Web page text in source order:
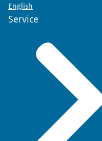
English
Service